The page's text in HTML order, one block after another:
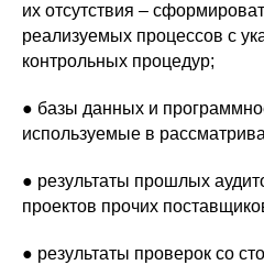
их отсутствия –
реализуемых процессов с
контрольных процедур;
● базы данных и
используемые в
● результаты прошлых
проектов прочих
● результаты проверок со